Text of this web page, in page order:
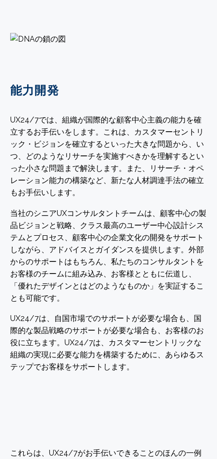
能力開発
UX24/7では、組織が国際的な顧客中心主義の能力を確
立するお手伝いをします。これは、カスタマーセントリ
ック・ビジョンを確立するといった大きな問題から、い
つ、どのようなリサーチを実施すべきかを理解するとい
った小さな問題まで解決します。また、リサーチ・オペ
レーション能力の構築など、新たな人材調達手法の確立
もお手伝いします。
当社のシニアUXコンサルタントチームは、顧客中心の製
品ビジョンと戦略、クラス最高のユーザー中心設計シス
テムとプロセス、顧客中心の企業文化の開発をサポート
しながら、アドバイスとガイダンスを提供します。外部
からのサポートはもちろん、私たちのコンサルタントを
お客様のチームに組み込み、お客様とともに伝道し、
「優れたデザインとはどのようなものか」を実証するこ
とも可能です。
UX24/7は、自国市場でのサポートが必要な場合も、国
際的な製品戦略のサポートが必要な場合も、お客様のお
役に立ちます。UX24/7は、カスタマーセントリックな
組織の実現に必要な能力を構築するために、あらゆるス
テップでお客様をサポートします。
これらは、UX24/7がお手伝いできることのほんの一例